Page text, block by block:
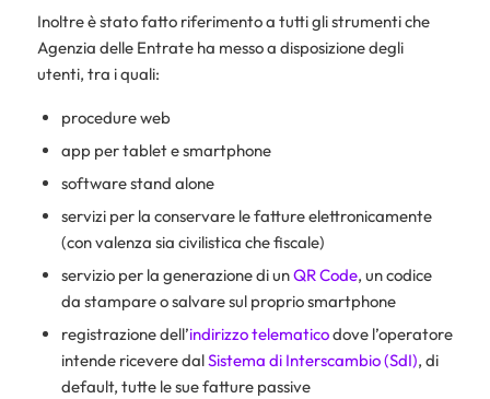
Inoltre è stato fatto riferimento a tutti gli strumenti che
Agenzia delle Entrate ha messo a disposizione degli
utenti, tra i quali:
procedure web
app per tablet e smartphone
software stand alone
servizi per la conservare le fatture elettronicamente
(con valenza sia civilistica che fiscale)
servizio per la generazione di unQR Code, un codice
da stampare o salvare sul proprio smartphone
registrazione dell’indirizzo telematicodove l’operatore
intende ricevere dalSistema di Interscambio (SdI), di
default, tutte le sue fatture passive